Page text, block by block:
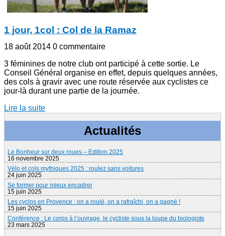
1 jour, 1col : Col de la Ramaz
18 août 2014 0 commentaire
3 féminines de notre club ont participé à cette sortie. Le
Conseil Général organise en effet, depuis quelques années,
des cols à gravir avec une route réservée aux cyclistes ce
jour-là durant une partie de la journée.
Lire la suite
Actualités
Le Bonheur sur deux roues – Edition 2025
16 novembre 2025
Vélo et cols mythiques 2025 : roulez sans voitures
24 juin 2025
Se former pour mieux encadrer
15 juin 2025
Les cyclos en Provence : on a roulé, on a rafraîchi, on a gagné !
15 juin 2025
Conférence : Le corps à l’ouvrage, le cycliste sous la loupe du biologiste
23 mars 2025